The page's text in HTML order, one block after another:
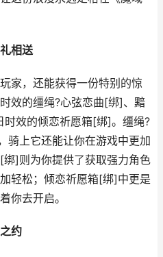
相送
，还能获得一份特别的惊
效的缰绳?心弦恋曲[绑]、黯
效的倾恋祈愿箱[绑]。缰绳?
骑上它还能让你在游戏中更加
]则为你提供了获取强力角色
轻松；倾恋祈愿箱[绑]中更是
你去开启。
约